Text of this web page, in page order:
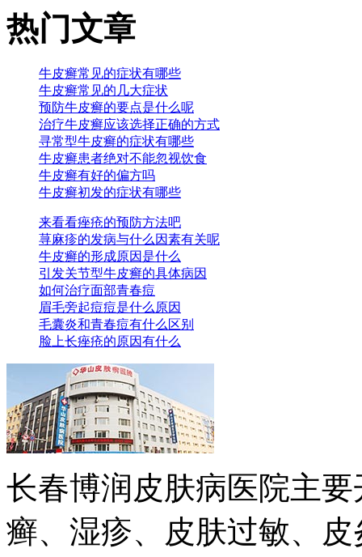
热门文章
牛皮癣常见的症状有哪些
牛皮癣常见的几大症状
预防牛皮癣的要点是什么呢
治疗牛皮癣应该选择正确的方式
寻常型牛皮癣的症状有哪些
牛皮癣患者绝对不能忽视饮食
牛皮癣有好的偏方吗
牛皮癣初发的症状有哪些
来看看痤疮的预防方法吧
荨麻疹的发病与什么因素有关呢
牛皮癣的形成原因是什么
引发关节型牛皮癣的具体病因
如何治疗面部青春痘
眉毛旁起痘痘是什么原因
毛囊炎和青春痘有什么区别
脸上长痤疮的原因有什么
长春博润皮肤病医院主
癣、湿疹、皮肤过敏、